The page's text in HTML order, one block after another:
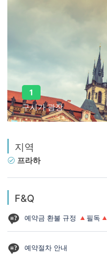
1
구시가 광장
지역
프라하
F&Q
예약금 환불 규정 🔺필독🔺
예약절차 안내